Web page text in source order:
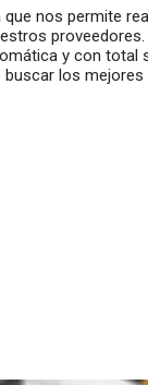
nos permite
y con total
los